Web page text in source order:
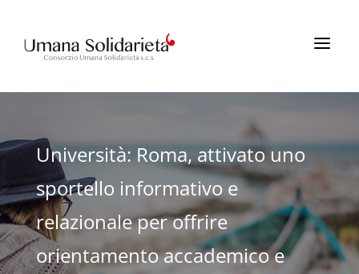
a
Università: Roma, attivato uno
sportello informativo e
relazionale per offrire
orientamento accademico e